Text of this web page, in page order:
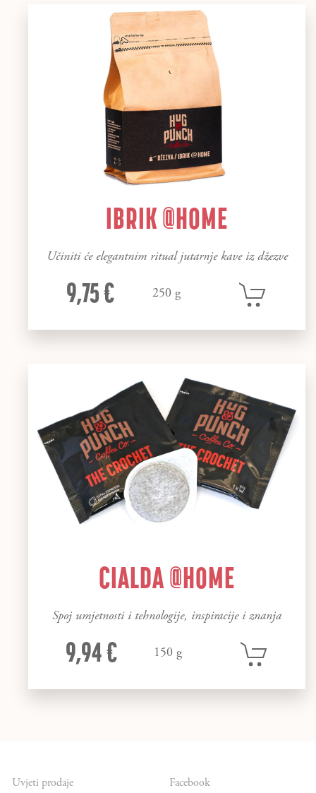
IBRIK @HOME
Učiniti će elegantnim ritual jutarnje kave iz džezve
9,75 € 250 g
CIALDA @HOME
Spoj umjetnosti i tehnologije, inspiracije i znanja
9,94 € 150 g
Uvjeti prodaje Facebook